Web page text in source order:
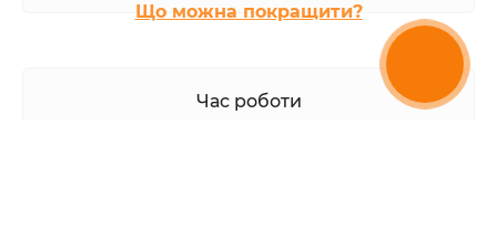
Що можна покращити?
Час роботи